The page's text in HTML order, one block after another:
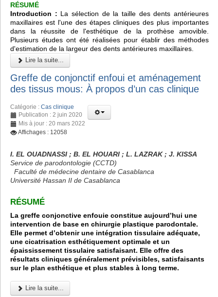
RÉSUMÉ
Introduction : La sélection de la taille des dents antérieures
maxillaires est l'une des étapes cliniques des plus importantes
dans la réussite de l'esthétique de la prothèse amovible.
Plusieurs études ont été réalisées pour établir des méthodes
d'estimation de la largeur des dents antérieures maxillaires.
Lire la suite...
Greffe de conjonctif enfoui et aménagement
des tissus mous: À propos d’un cas clinique
Catégorie : Cas clinique
Publication : 2 juin 2020
Mis à jour : 20 mars 2022
Affichages : 12058
I. EL OUADNASSI ; B. EL HOUARI ; L. LAZRAK ; J. KISSA
Service de parodontologie (CCTD)
Faculté de médecine dentaire de Casablanca
Université Hassan II de Casablanca
RÉSUMÉ
La greffe conjonctive enfouie constitue aujourd’hui une
intervention de base en chirurgie plastique parodontale.
Elle permet d’obtenir une intégration tissulaire adéquate,
une cicatrisation esthétiquement optimale et un
épaississement tissulaire satisfaisant. Elle offre des
résultats cliniques généralement prévisibles, satisfaisants
sur le plan esthétique et plus stables à long terme.
Lire la suite...